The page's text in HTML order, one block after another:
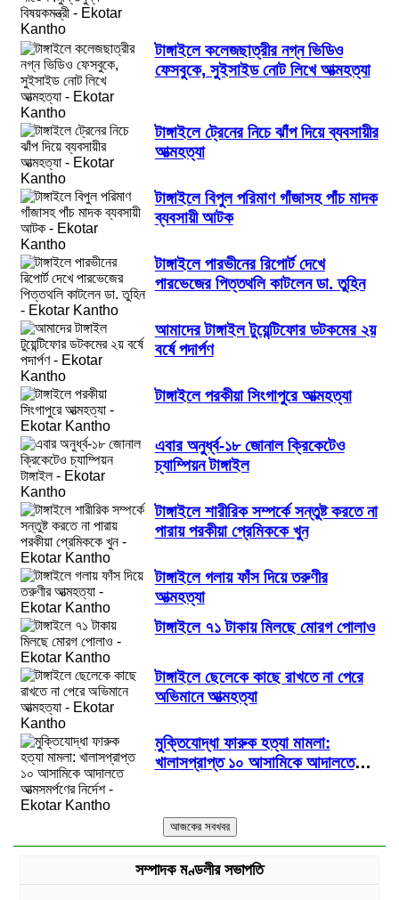
টাঙ্গাইলে কলেজছাত্রীর নগ্ন ভিডিও
ফেসবুকে, সুইসাইড নোট লিখে আত্মহত্যা
টাঙ্গাইলে ট্রেনের নিচে ঝাঁপ দিয়ে ব্যবসায়ীর
আত্মহত্যা
টাঙ্গাইলে বিপুল পরিমাণ গাঁজাসহ পাঁচ মাদক
ব্যবসায়ী আটক
টাঙ্গাইলে পারভীনের রিপোর্ট দেখে
পারভেজের পিত্তথলি কাটলেন ডা. তুহিন
আমাদের টাঙ্গাইল টুয়েন্টিফোর ডটকমের ২য়
বর্ষে পদার্পণ
টাঙ্গাইলে পরকীয়া সিংগাপুরে আত্মহত্যা
এবার অনুর্ধ্ব-১৮ জোনাল ক্রিকেটেও
চ্যাম্পিয়ন টাঙ্গাইল
টাঙ্গাইলে শারীরিক সম্পর্কে সন্তুষ্ট করতে না
পারায় পরকীয়া প্রেমিককে খুন
টাঙ্গাইলে গলায় ফাঁস দিয়ে তরুণীর
আত্মহত্যা
টাঙ্গাইলে ৭১ টাকায় মিলছে মোরগ পোলাও
টাঙ্গাইলে ছেলেকে কাছে রাখতে না পেরে
অভিমানে আত্মহত্যা
মুক্তিযোদ্ধা ফারুক হত্যা মামলা:
খালাসপ্রাপ্ত ১০ আসামিকে আদালতে
সম্পাদক মণ্ডলীর সভাপতি